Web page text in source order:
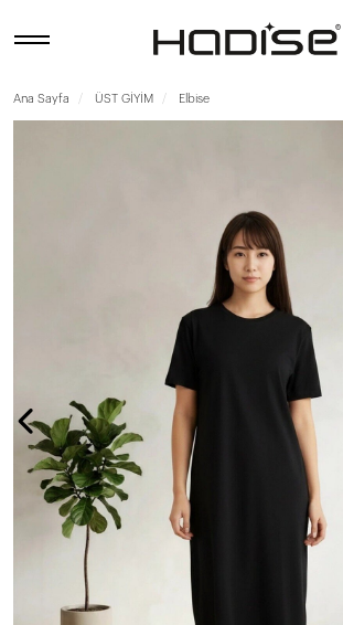
Ana Sayfa ÜST GİYİM Elbise